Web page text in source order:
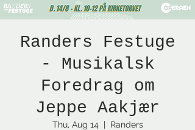
Randers Festuge
- Musikalsk
Foredrag om
Jeppe Aakjær
Thu, Aug 14
  |
Randers